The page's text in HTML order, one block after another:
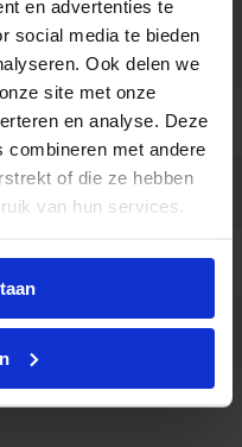
en advertenties te
social media te bieden
Ook delen we
site met onze
en analyse. Deze
combineren met andere
of die ze hebben
van hun services.
(AC mains)